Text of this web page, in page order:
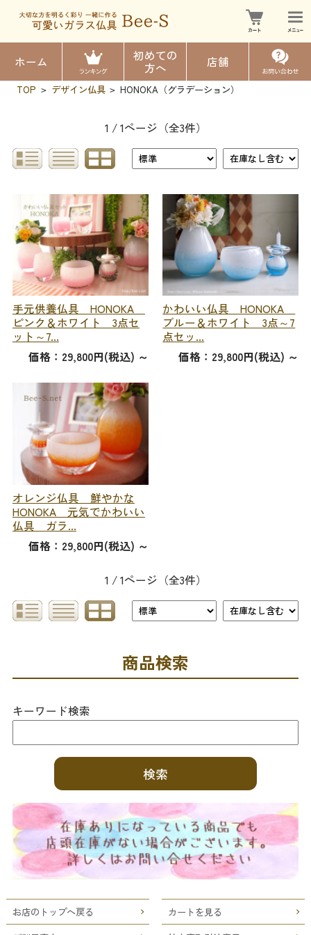
ホーム
初めての
方へ
店舗
TOP > デザイン仏具 > HONOKA（グラデーション）
1 / 1ページ （全3件）
手元供養仏具 HONOKA
ピンク＆ホワイト 3点セ
ット～7...
価格：29,800円(税込) ～
かわいい仏具 HONOKA
ブルー＆ホワイト 3点～7
点セッ...
価格：29,800円(税込) ～
オレンジ仏具 鮮やかな
HONOKA 元気でかわいい
仏具 ガラ...
価格：29,800円(税込) ～
1 / 1ページ （全3件）
商品検索
キーワード検索
お店のトップへ戻る
カートを見る